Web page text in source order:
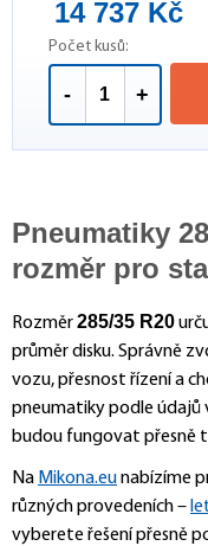
14 737 Kč
Počet kusů:
- +
Pneumatiky
rozměr pro
Rozměr285/35 R20
průměr disku. Správně
vozu, přesnost řízení a
pneumatiky podle údajů
budou fungovat přesně
Na Mikona.eunabízíme
různých provedeních –
vyberete řešení přesně